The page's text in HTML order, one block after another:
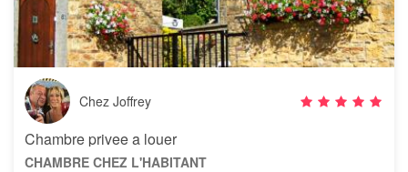
Chez Joffrey
Chambre privee a louer
CHAMBRE CHEZ L'HABITANT